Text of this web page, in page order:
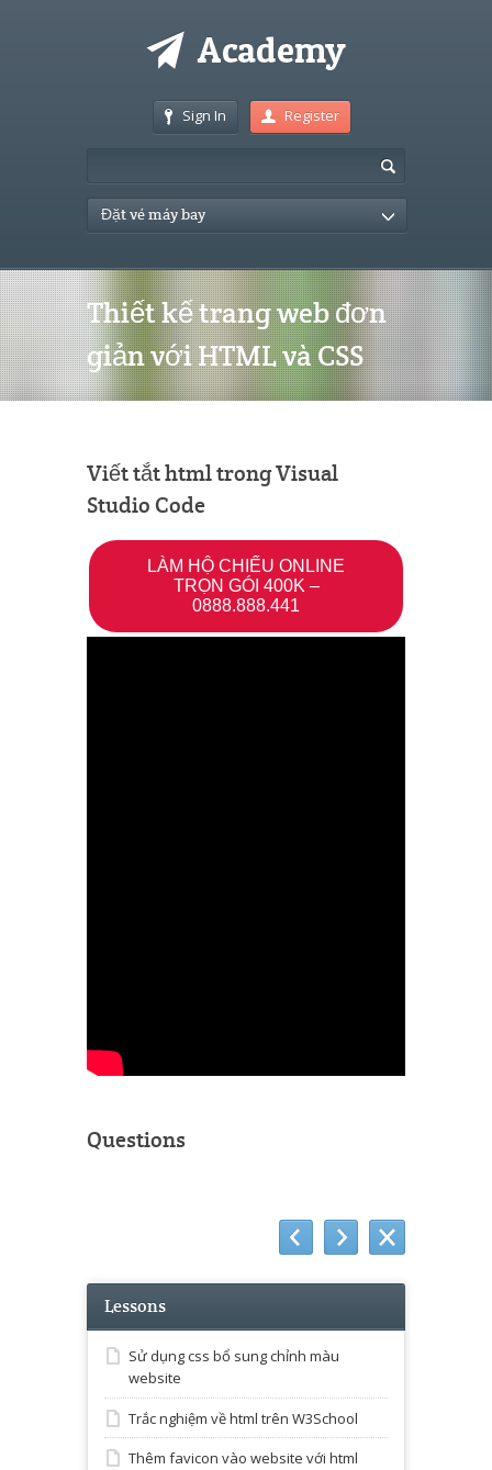
Sign In Register
Đặt vé máy bay
Thiết kế trang web đơn
giản với HTML và CSS
Viết tắt html trong Visual
Studio Code
LÀM HỘ CHIẾU ONLINE
TRỌN GÓI 400K –
0888.888.441
Questions
Lessons
Sử dụng css bổ sung chỉnh màu
website
Trắc nghiệm về html trên W3School
Thêm favicon vào website với html